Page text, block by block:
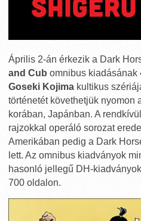
Április 2-án érkezik a Dark
and Cub omnibus kiadásának
Goseki Kojima kultikus
történetét követhetjük nyomon
korában, Japánban. A
rajzokkal operáló sorozat
Amerikában pedig a Dark
lett. Az omnibus kiadványok
hasonló jellegű DH-
700 oldalon.